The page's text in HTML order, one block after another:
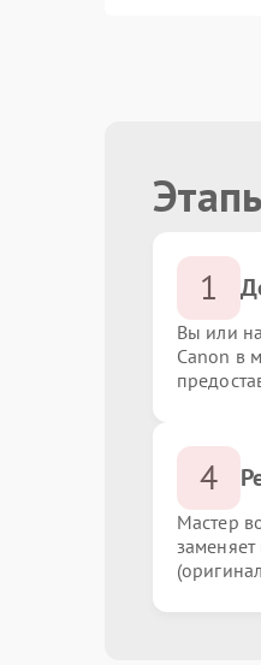
1
Вы или
Canon в
4
Мастер